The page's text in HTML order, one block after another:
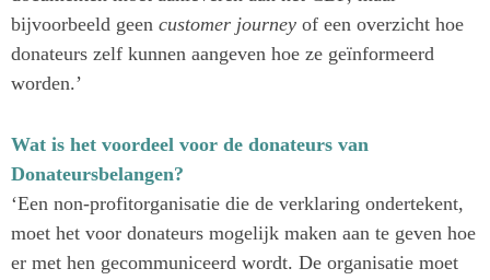
bijvoorbeeld geen customer journey of een overzicht hoe
donateurs zelf kunnen aangeven hoe ze geïnformeerd
worden.’
Wat is het voordeel voor de donateurs van
Donateursbelangen?
‘Een non-profitorganisatie die de verklaring ondertekent,
moet het voor donateurs mogelijk maken aan te geven hoe
er met hen gecommuniceerd wordt. De organisatie moet